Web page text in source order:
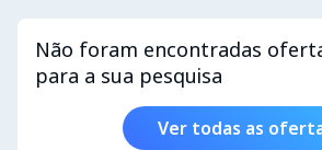
Não foram encontradas
para a sua pesquisa
Ver todas as